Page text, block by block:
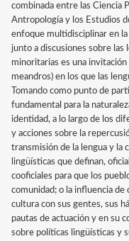
combinada entre las Ciencia
Antropología y los Estudios
enfoque multidisciplinar en
junto a discusiones sobre las
minoritarias es una
meandros) en los que las
Tomando como punto de
fundamental para la
identidad, a lo largo de los
y acciones sobre la
transmisión de la lengua y la
lingüísticas que definan,
cooficiales para que los
comunidad; o la influencia de
cultura con sus gentes, sus
pautas de actuación y en su
sobre políticas lingüísticas y